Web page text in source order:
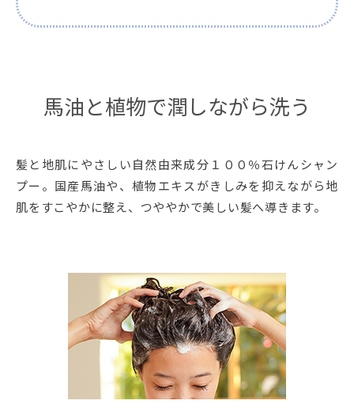
馬油と植物で潤しながら洗う
髪と地肌にやさしい自然由来成分１００％石けんシャン
プー。国産馬油や、植物エキスがきしみを抑えながら地
肌をすこやかに整え、つややかで美しい髪へ導きます。